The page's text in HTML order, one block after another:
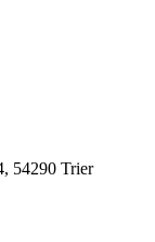
54290 Trier